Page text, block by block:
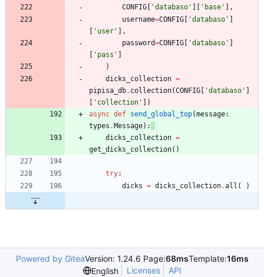
CONFIG
'databaso ' ' base '
,
username=CONFIG 'databaso '
' user '
,
password=CONFIG 'databaso '
' pass '
)
dicks_collection =
pipisa_db. collection(CONFIG 'databaso '
' collection '
)
async def send_global_top(message:
types . Message) :
dicks_collection =
get_dicks_collection( )
try:
dicks = dicks_collection.all ( )
Powered by GiteaVersion: 1.24.6 Page:68msTemplate:16ms
English
Licenses API